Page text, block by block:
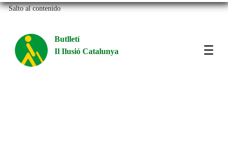
Salto al contenido
Butlletí
Il Ilusió Catalunya